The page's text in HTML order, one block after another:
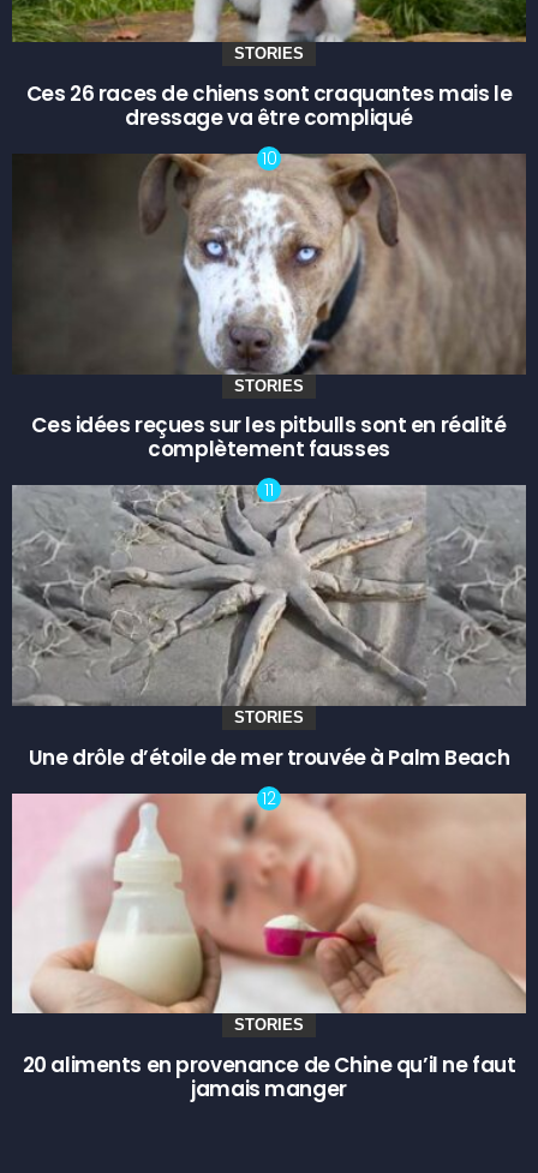
STORIES
Ces 26 races de chiens sont craquantes mais le
dressage va être compliqué
STORIES
Ces idées reçues sur les pitbulls sont en réalité
complètement fausses
STORIES
Une drôle d’étoile de mer trouvée à Palm Beach
STORIES
20 aliments en provenance de Chine qu’il ne faut
jamais manger